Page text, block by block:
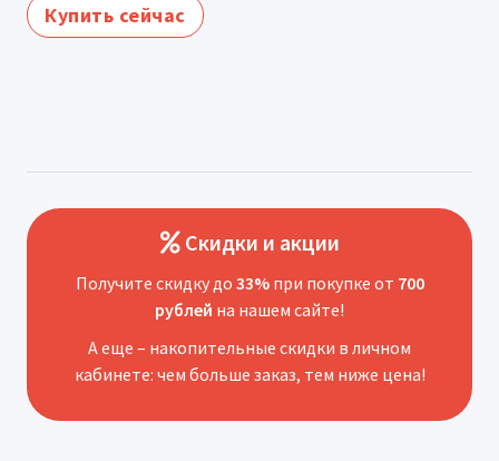
Купить сейчас
Скидки и акции
Получите скидку до 33%при покупке от 700
рублей на нашем сайте!
А еще – накопительные скидки в личном
кабинете: чем больше заказ, тем ниже цена!